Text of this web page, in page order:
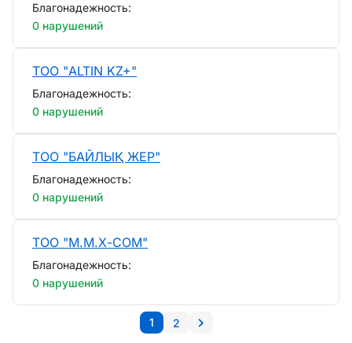
Благонадежность:
0 нарушений
ТОО "ALTIN KZ+"
Благонадежность:
0 нарушений
ТОО "БАЙЛЫҚ ЖЕР"
Благонадежность:
0 нарушений
ТОО "М.М.Х-СОM"
Благонадежность:
0 нарушений
1 2